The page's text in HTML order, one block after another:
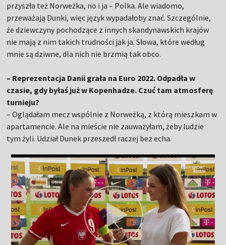
przyszła też Norweżka, no i ja – Polka. Ale wiadomo,
przeważają Dunki, więc język wypadałoby znać. Szczególnie,
że dziewczyny pochodzące z innych skandynawskich krajów
nie mają z nim takich trudności jak ja. Słowa, które według
mnie są dziwne, dla nich nie brzmią tak obco.
– Reprezentacja Danii grała na Euro 2022. Odpadła w
czasie, gdy byłaś już w Kopenhadze. Czuć tam atmosferę
turnieju?
– Oglądałam mecz wspólnie z Norweżką, z którą mieszkam w
apartamencie. Ale na mieście nie zauważyłam, żeby ludzie
tym żyli. Udział Dunek przeszedł raczej bez echa.